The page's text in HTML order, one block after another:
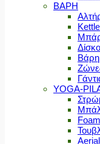
ΒΑΡΗ
YOGA-